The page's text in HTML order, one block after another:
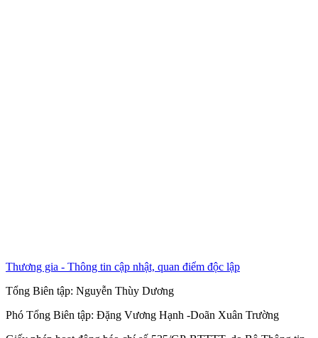
Thương gia - Thông tin cập nhật, quan điểm độc lập
Tổng Biên tập: Nguyễn Thùy Dương
Phó Tổng Biên tập: Đặng Vương Hạnh -Doãn Xuân Trường